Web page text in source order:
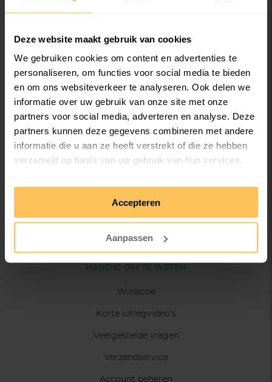
Deze website maakt gebruik van cookies
We gebruiken cookies om content en advertenties te
personaliseren, om functies voor social media te bieden
en om ons websiteverkeer te analyseren. Ook delen we
informatie over uw gebruik van onze site met onze
partners voor social media, adverteren en analyse. Deze
partners kunnen deze gegevens combineren met andere
informatie die u aan ze heeft verstrekt of die ze hebben
verzameld op basis van uw gebruik van hun services.
We werken samen met36 derdendie uw gegevens
kunnen ontvangen en verwerken.
Accepteren
Aanpassen
Retourneren & herroepingrecht
Disclaimer
Privacybeleid
Korting & acties
TIJDSCHRIFT MAKEN
Magazine
Boek
Brochure
Portfolio magazine
HANDIG OM TE WETEN
Winactie
Korte uitlegvideo’s
Veelgestelde vragen
Verzendservice
Account beheren